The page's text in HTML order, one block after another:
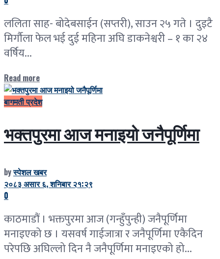
ललिता साह- बोदेबसाईन (सप्तरी), साउन २५ गते । दुइटै
मिर्गौला फेल भई दुई महिना अघि डाकनेश्वरी – १ का २४
वर्षिय...
Read more
बागमती प्रदेश
भक्तपुरमा आज मनाइयो जनैपूर्णिमा
byस्पेशल खबर
२०८३ असार ६, शनिबार २१:२९
0
काठमाडौं । भक्तपुरमा आज (गन्हुँपुन्ही) जनैपूर्णिमा
मनाइएको छ । यसवर्ष गाईजात्रा र जनैपूर्णिमा एकैदिन
परेपछि अघिल्लो दिन नै जनैपूर्णिमा मनाइएको हो...